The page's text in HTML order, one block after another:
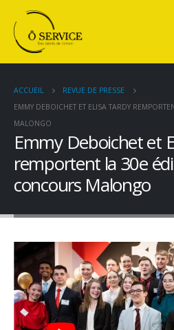
ACCUEIL
REVUE DE PRESSE
EMMY DEBOICHET ET ELISA TARDY
MALONGO
Emmy Deboichet et
remportent la 30e
concours Malongo